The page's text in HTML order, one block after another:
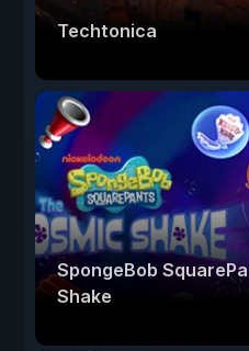
Techtonica
SpongeBob
Shake